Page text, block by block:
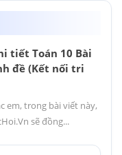
tiết Toán 10 Bài
đề (Kết nối tri
em, trong bài viết này,
sẽ đồng...